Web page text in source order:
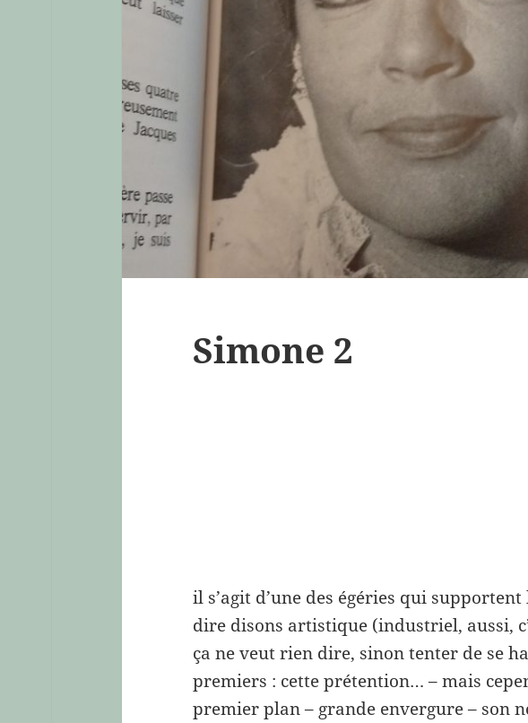
Simone 2
il s’agit d’une des égéries qui
dire disons artistique (industriel, aussi,
ça ne veut rien dire, sinon tenter de se
premiers : cette prétention… – mais
premier plan – grande envergure – son